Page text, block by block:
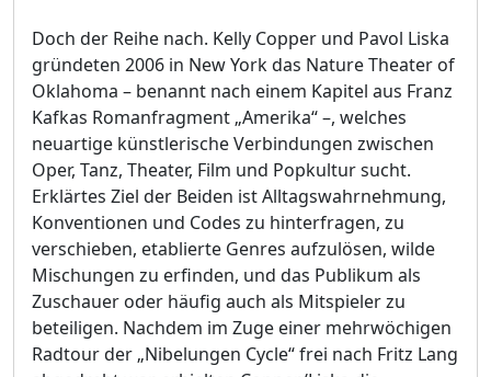
Doch der Reihe nach. Kelly Copper und Pavol Liska
gründeten 2006 in New York das Nature Theater of
Oklahoma – benannt nach einem Kapitel aus Franz
Kafkas Romanfragment „Amerika“ –, welches
neuartige künstlerische Verbindungen zwischen
Oper, Tanz, Theater, Film und Popkultur sucht.
Erklärtes Ziel der Beiden ist Alltagswahrnehmung,
Konventionen und Codes zu hinterfragen, zu
verschieben, etablierte Genres aufzulösen, wilde
Mischungen zu erfinden, und das Publikum als
Zuschauer oder häufig auch als Mitspieler zu
beteiligen. Nachdem im Zuge einer mehrwöchigen
Radtour der „Nibelungen Cycle“ frei nach Fritz Lang